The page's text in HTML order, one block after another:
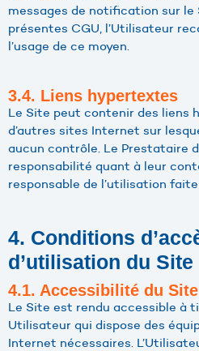
messages de notification sur le
présentes CGU, l’Utilisateur
l’usage de ce moyen.
3.4. Liens hypertextes
Le Site peut contenir des liens
d’autres sites Internet sur
aucun contrôle. Le Prestataire
responsabilité quant à leur
responsable de l’utilisation
4. Conditions
d’utilisation du Site
4.1. Accessibilité du Site
Le Site est rendu accessible à
Utilisateur qui dispose des
Internet nécessaires.